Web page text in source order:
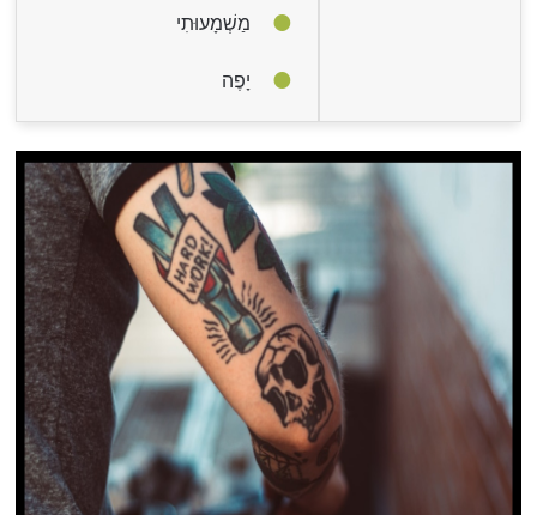
מַשְׁמָעוּתִי
יָפֶה